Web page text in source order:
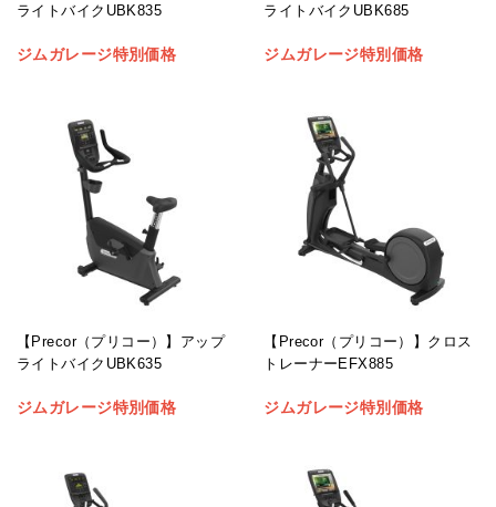
ライトバイクUBK835
ジムガレージ特別価格
ライトバイクUBK685
ジムガレージ特別価格
【Precor（プリコー）】アップ
ライトバイクUBK635
ジムガレージ特別価格
【Precor（プリコー）】クロス
トレーナーEFX885
ジムガレージ特別価格